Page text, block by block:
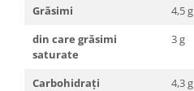
Grăsimi 4,5 g
din care grăsimi
saturate
3 g
Carbohidrați 4,3 g